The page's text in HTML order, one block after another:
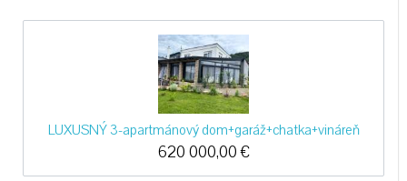
LUXUSNÝ 3-apartmánový dom+garáž+chatka+vináreň
620 000,00€